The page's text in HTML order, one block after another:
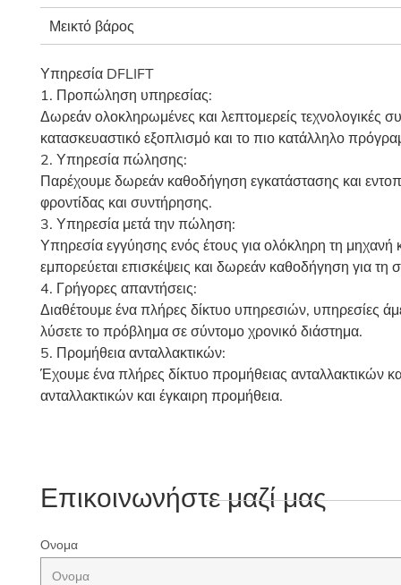
Μεικτό βάρος
Υπηρεσία DFLIFT
1. Προπώληση υπηρεσίας:
Δωρεάν ολοκληρωμένες και λεπτομερείς τεχνολογικές
κατασκευαστικό εξοπλισμό και το πιο κατάλληλο
2. Υπηρεσία πώλησης:
Παρέχουμε δωρεάν καθοδήγηση εγκατάστασης και
φροντίδας και συντήρησης.
3. Υπηρεσία μετά την πώληση:
Υπηρεσία εγγύησης ενός έτους για ολόκληρη τη μηχανή
εμπορεύεται επισκέψεις και δωρεάν καθοδήγηση για
4. Γρήγορες απαντήσεις:
Διαθέτουμε ένα πλήρες δίκτυο υπηρεσιών, υπηρεσίες
λύσετε το πρόβλημα σε σύντομο χρονικό διάστημα.
5. Προμήθεια ανταλλακτικών:
Έχουμε ένα πλήρες δίκτυο προμήθειας ανταλλακτικών
ανταλλακτικών και έγκαιρη προμήθεια.
Επικοινωνήστε μαζί μας
Ονομα